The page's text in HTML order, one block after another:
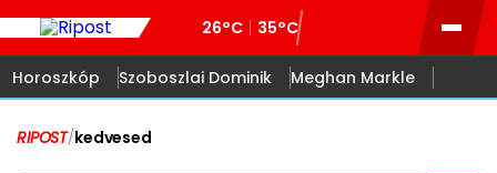
26°C 35°C
Horoszkóp Szoboszlai Dominik Meghan Markle
RIPOST/kedvesed